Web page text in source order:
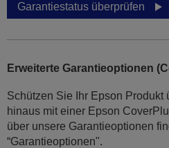
Garantiestatus überprüfen
Erweiterte Garantieoptionen
Schützen Sie Ihr Epson Produkt
hinaus mit einer Epson
über unsere Garantieoptionen
“Garantieoptionen".